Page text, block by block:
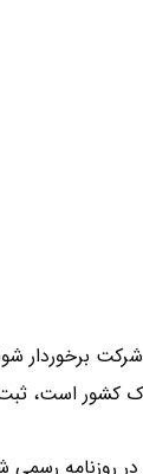
برخوردار
کشور است،